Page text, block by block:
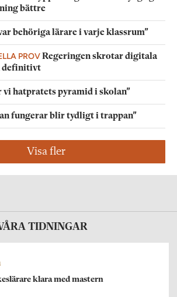
bättre
behöriga lärare i varje klassrum”
PROVRegeringen skrotar digitala
definitivt
vi hatpratets pyramid i skolan”
fungerar blir tydligt i trappan”
Visa fler
TIDNINGAR
klara med mastern